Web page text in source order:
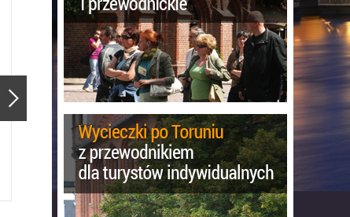
Ratusz Staromiejski Katedra Świętojańska